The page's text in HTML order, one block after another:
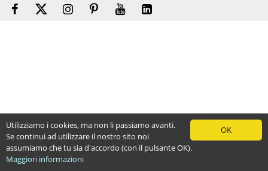
OK
Utilizziamo i cookies, ma non li passiamo avanti.
Se continui ad utilizzare il nostro sito noi
assumiamo che tu sia d'accordo (con il pulsante OK).
Maggiori informazioni